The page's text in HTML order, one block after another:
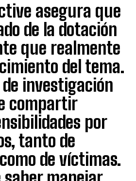
asegura que
de la dotación
que realmente
del tema.
investigación
compartir
por
tanto de
de víctimas.